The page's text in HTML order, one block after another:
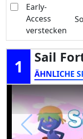
Early-
Access
verstecken
1 Sail
ÄHNLICHE